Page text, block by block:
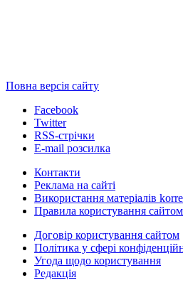
Повна версія сайту
Facebook
Twitter
RSS-стрічки
E-mail розсилка
Контакти
Реклама на сайті
Використання матеріалів
Правила користування сайтом
Договір користування сайтом
Політика у сфері
Угода щодо користування
Редакція